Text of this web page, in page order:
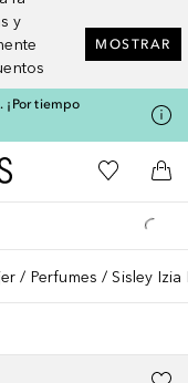
y
MOSTRAR
¡Por tiempo
A Douglas HomeMi lista de
A
Perfumes Sisley Izia